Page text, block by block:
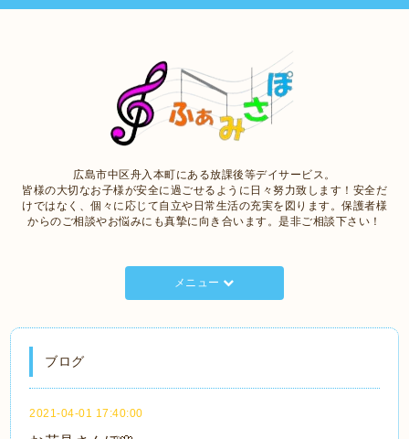
広島市中区舟入本町にある放課後等デイサービス。
皆様の大切なお子様が安全に過ごせるように日々努力致します！安全だ
けではなく、個々に応じて自立や日常生活の充実を図ります。保護者様
からのご相談やお悩みにも真摯に向き合います。是非ご相談下さい！
メニュー
ブログ
2021-04-01 17:40:00